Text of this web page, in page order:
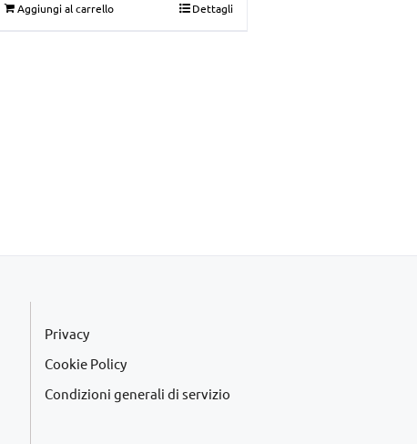
Aggiungi al carrello Dettagli
Privacy
Cookie Policy
Condizioni generali di servizio